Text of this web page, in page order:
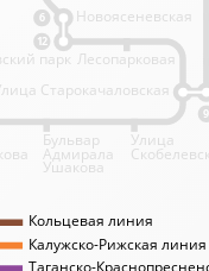
Кольцевая линия
Калужско-Рижская линия
Таганско-
9
6
12
Новоясеневская
парк Лесопарковая
Старокачаловская
Улица
Бульвар
Адмирала
Ушакова